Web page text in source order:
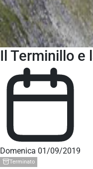
Il Terminillo e
Domenica 01/09/2019
Terminato